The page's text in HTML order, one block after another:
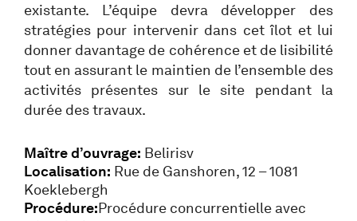
existante. L’équipe devra développer des
stratégies pour intervenir dans cet îlot et lui
donner davantage de cohérence et de lisibilité
tout en assurant le maintien de l’ensemble des
activités présentes sur le site pendant la
durée des travaux.
Maître d’ouvrage: Belirisv
Localisation: Rue de Ganshoren, 12 – 1081
Koeklebergh
Procédure:Procédure concurrentielle avec